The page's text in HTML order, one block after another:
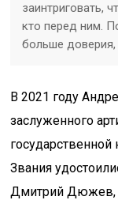
заинтриговать,
кто перед ним.
больше доверия,
В 2021 году
заслуженного
Звания
Дмитрий Дюжев,